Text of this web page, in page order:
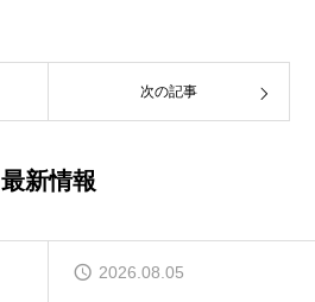
次の記事
最新情報
2026.08.05